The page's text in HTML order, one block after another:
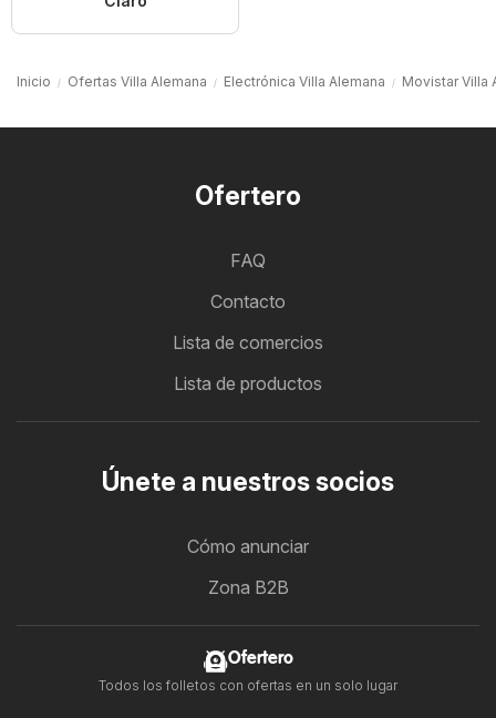
Inicio Ofertas Villa Alemana Electrónica Villa Alemana Movistar Villa
Ofertero
FAQ
Contacto
Lista de comercios
Lista de productos
Únete a nuestros socios
Cómo anunciar
Zona B2B
Ofertero
Todos los folletos con ofertas en un solo lugar